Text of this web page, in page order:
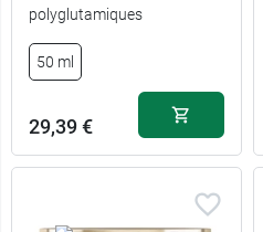
polyglutamiques
50 ml
29,39 €